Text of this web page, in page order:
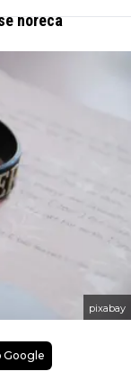
horeca
pixabay
Google